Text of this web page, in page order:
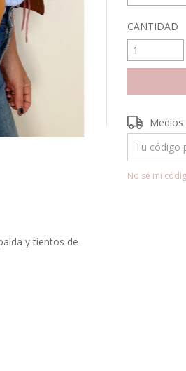
y tientos de
CANTIDAD
EntregasMedios
No sé mi